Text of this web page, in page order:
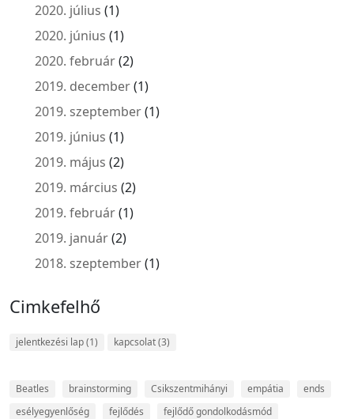
2020. július (1)
2020. június (1)
2020. február(2)
2019. december(1)
2019. szeptember(1)
2019. június (1)
2019. május (2)
2019. március (2)
2019. február(1)
2019. január(2)
2018. szeptember(1)
Cimkefelhő
jelentkezési lap(1) kapcsolat(3)
Beatles brainstorming Csikszentmihányi empátia
ends
esélyegyenlőség
fejlődés fejlődő gondolkodásmód